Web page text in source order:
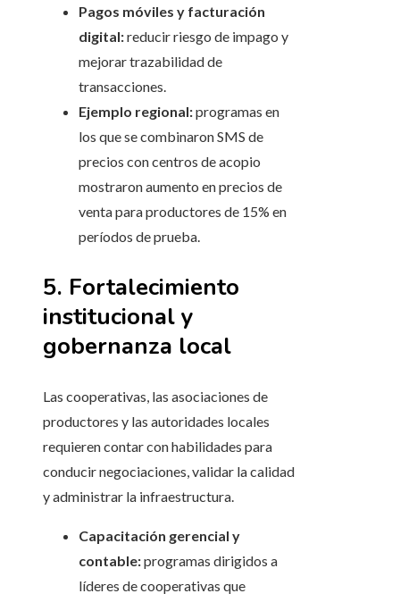
Pagos móviles y facturación
digital:reducir riesgo de impago y
mejorar trazabilidad de
transacciones.
Ejemplo regional:programas en
los que se combinaron SMS de
precios con centros de acopio
mostraron aumento en precios de
venta para productores de 15% en
períodos de prueba.
5. Fortalecimiento
institucional y
gobernanza local
Las cooperativas, las asociaciones de
productores y las autoridades locales
requieren contar con habilidades para
conducir negociaciones, validar la calidad
y administrar la infraestructura.
Capacitación gerencial y
contable:programas dirigidos a
líderes de cooperativas que